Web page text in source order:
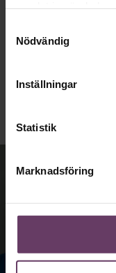
Nödvändig
Inställningar
Statistik
Marknadsföring
Ledarskap